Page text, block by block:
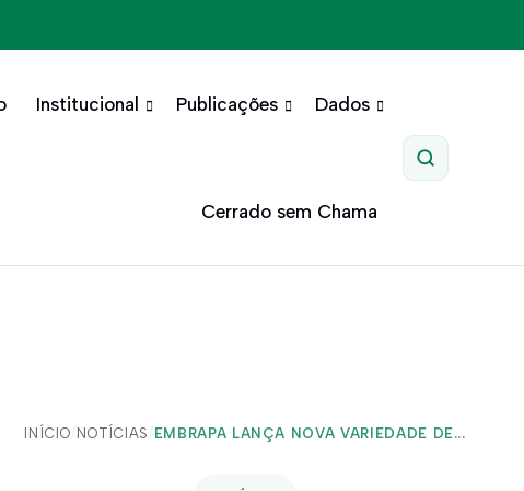
Institucional Publicações Dados
Cerrado sem Chama
Pesquisar
INÍCIO/ NOTÍCIAS / EMBRAPA LANÇA NOVA VARIEDADE DE...